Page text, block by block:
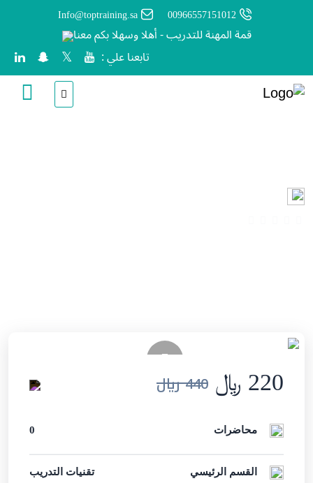
00966557151012
Info@toptraining.sa
قمة المهنة للتدريب - أهلا وسهلا بكم معنا
تابعنا علي :
220 ﷼ 440 ﷼
محاضرات 0
القسم الرئيسي تقنيات التدريب